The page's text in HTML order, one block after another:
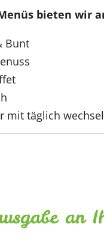
bieten wir
Bunt
mit täglich
an